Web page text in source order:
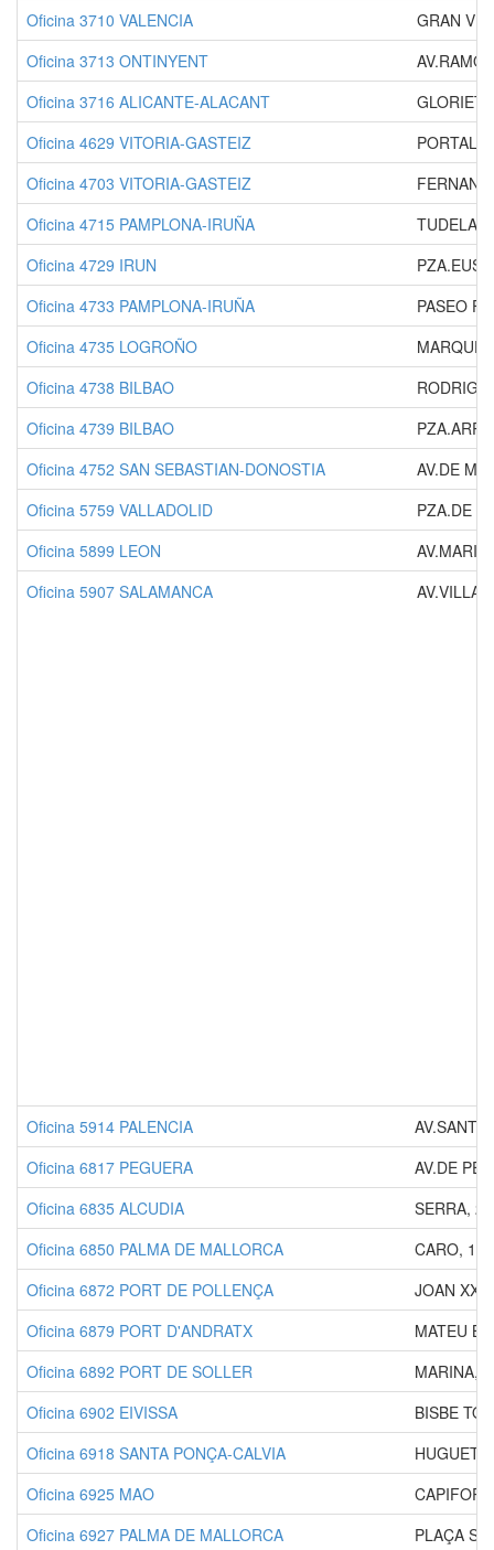
Oficina 3710 VALENCIA
GRAN
Oficina 3713 ONTINYENT
Oficina 3716 ALICANTE-ALACANT
Oficina 4629 VITORIA-GASTEIZ
PORTAL
Oficina 4703 VITORIA-GASTEIZ
Oficina 4715 PAMPLONA-IRUÑA
TUDELA, 1
Oficina 4729 IRUN
Oficina 4733 PAMPLONA-IRUÑA
PASEO
Oficina 4735 LOGROÑO
Oficina 4738 BILBAO
Oficina 4739 BILBAO
Oficina 4752 SAN SEBASTIAN-DONOSTIA
AV.DE
Oficina 5759 VALLADOLID
PZA.DE
Oficina 5899 LEON
Oficina 5907 SALAMANCA
Oficina 5914 PALENCIA
Oficina 6817 PEGUERA
AV.DE
Oficina 6835 ALCUDIA
SERRA, 2
Oficina 6850 PALMA DE MALLORCA
CARO, 13
Oficina 6872 PORT DE POLLENÇA
JOAN
Oficina 6879 PORT D'ANDRATX
MATEU
Oficina 6892 PORT DE SOLLER
MARINA,
Oficina 6902 EIVISSA
BISBE
Oficina 6918 SANTA PONÇA-CALVIA
HUGUET
Oficina 6925 MAO
Oficina 6927 PALMA DE MALLORCA
PLAÇA